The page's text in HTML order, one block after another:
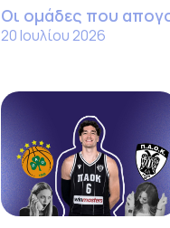
Οι ομάδες που
20 Ιουλίου 2026